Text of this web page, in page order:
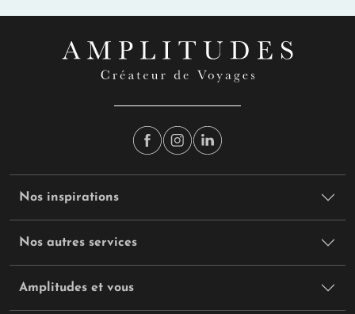
Nos inspirations
Nos autres services
Amplitudes et vous